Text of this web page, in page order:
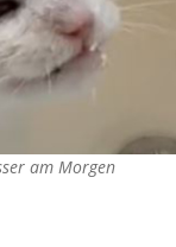
am Morgen